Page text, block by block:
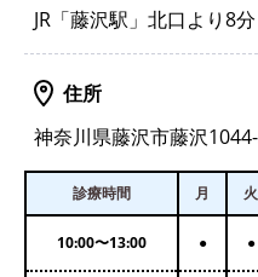
JR「藤沢駅」北口より8分
住所
神奈川県藤沢市藤沢
診療時間 月 火
10:00〜13:00 ● ●